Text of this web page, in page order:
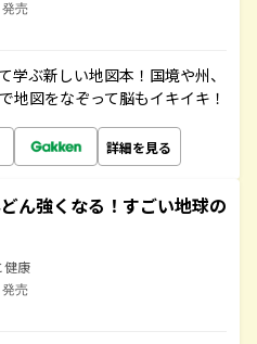
売
学ぶ新しい地図本！国境や州、
地図をなぞって脳もイキイキ！
詳細を見る
ん強くなる！すごい地球の
健康
売